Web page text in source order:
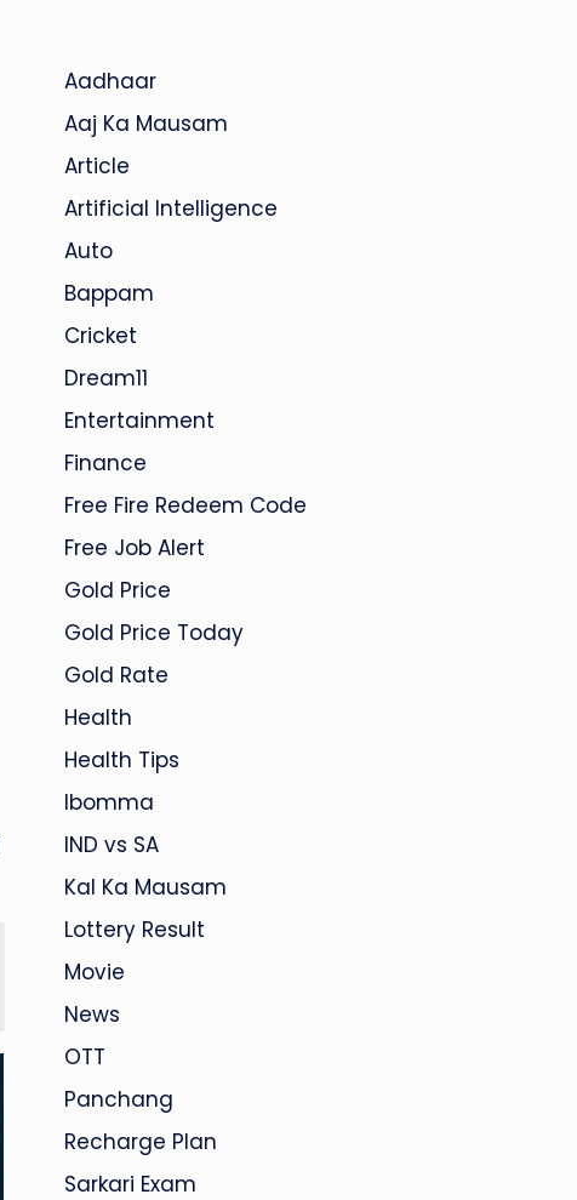
Aadhaar
Aaj Ka Mausam
Article
Artificial Intelligence
Auto
Bappam
Cricket
Dream11
Entertainment
Finance
Free Fire Redeem Code
Free Job Alert
Gold Price
Gold Price Today
Gold Rate
Health
Health Tips
Ibomma
IND vs SA
Kal Ka Mausam
Lottery Result
Movie
News
OTT
Panchang
Recharge Plan
Sarkari Exam